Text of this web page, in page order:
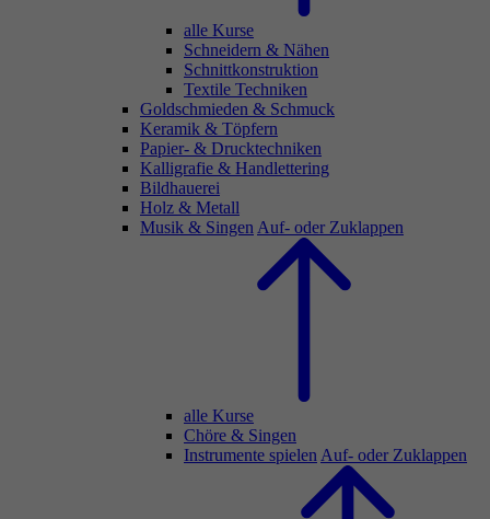
alle Kurse
Schneidern & Nähen
Schnittkonstruktion
Textile Techniken
Goldschmieden & Schmuck
Keramik & Töpfern
Papier- & Drucktechniken
Kalligrafie & Handlettering
Bildhauerei
Holz & Metall
Musik & Singen Auf- oder Zuklappen
alle Kurse
Chöre & Singen
Instrumente spielen Auf- oder Zuklappen